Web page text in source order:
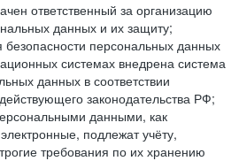
ответственный за организацию
данных и их защиту;
безопасности персональных данных
системах внедрена система
данных в соответствии
законодательства РФ;
данными, как
подлежат учёту,
требования по их хранению